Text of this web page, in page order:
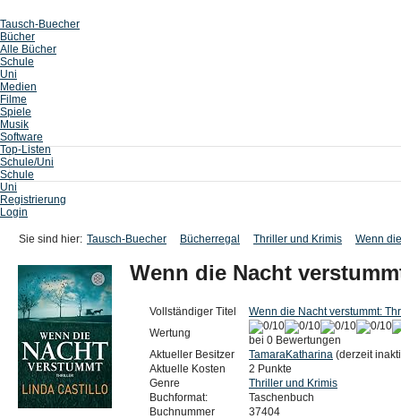
Tausch-Buecher
Bücher
Alle Bücher
Schule
Uni
Medien
Filme
Spiele
Musik
Software
Top-Listen
Schule/Uni
Schule
Uni
Registrierung
Login
Sie sind hier: Tausch-Buecher Bücherregal Thriller und Krimis Wenn
Wenn die Nacht
Vollständiger Titel
Wenn die Nacht verstummt:
Wertung
bei 0 Bewertungen
Aktueller Besitzer
TamaraKatharina (derzeit
Aktuelle Kosten
2 Punkte
Genre
Thriller und Krimis
Buchformat:
Taschenbuch
Buchnummer
37404